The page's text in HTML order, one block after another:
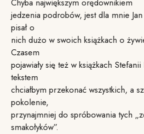
Chyba największym orędownikiem
jedzenia podrobów, jest dla mnie
pisał o
nich dużo w swoich książkach o
Czasem
pojawiały się też w książkach
tekstem
chciałbym przekonać wszystkich, a
pokolenie,
przynajmniej do spróbowania tych
smakołyków”.